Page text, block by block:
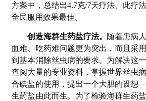
方案中，总结出4.7克/7天疗法。此疗
全民服用效果最佳。
创造海群生药盐疗法。
随着患病
血难、吃药难问题更为突出，而且采
到基本消除丝虫病的要求。为解决这
查阅大量的专业资料，掌握世界丝虫
合碘盐的使用，提出一个大胆的设
生药盐由此而生。为了检验海群生药